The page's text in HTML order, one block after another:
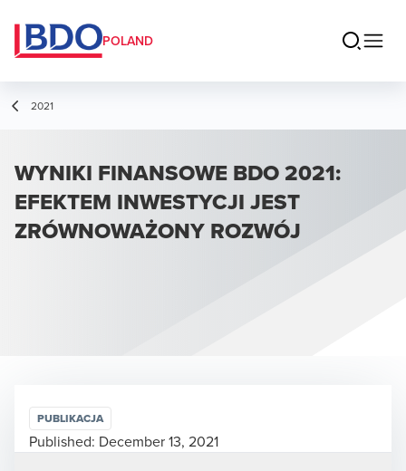
POLAND
2021
WYNIKI FINANSOWE BDO 2021:
EFEKTEM INWESTYCJI JEST
ZRÓWNOWAŻONY ROZWÓJ
PUBLIKACJA
Published: December 13, 2021